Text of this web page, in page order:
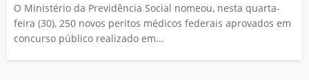
O Ministério da Previdência Social nomeou, nesta quarta-
feira (30), 250 novos peritos médicos federais aprovados em
concurso público realizado em...